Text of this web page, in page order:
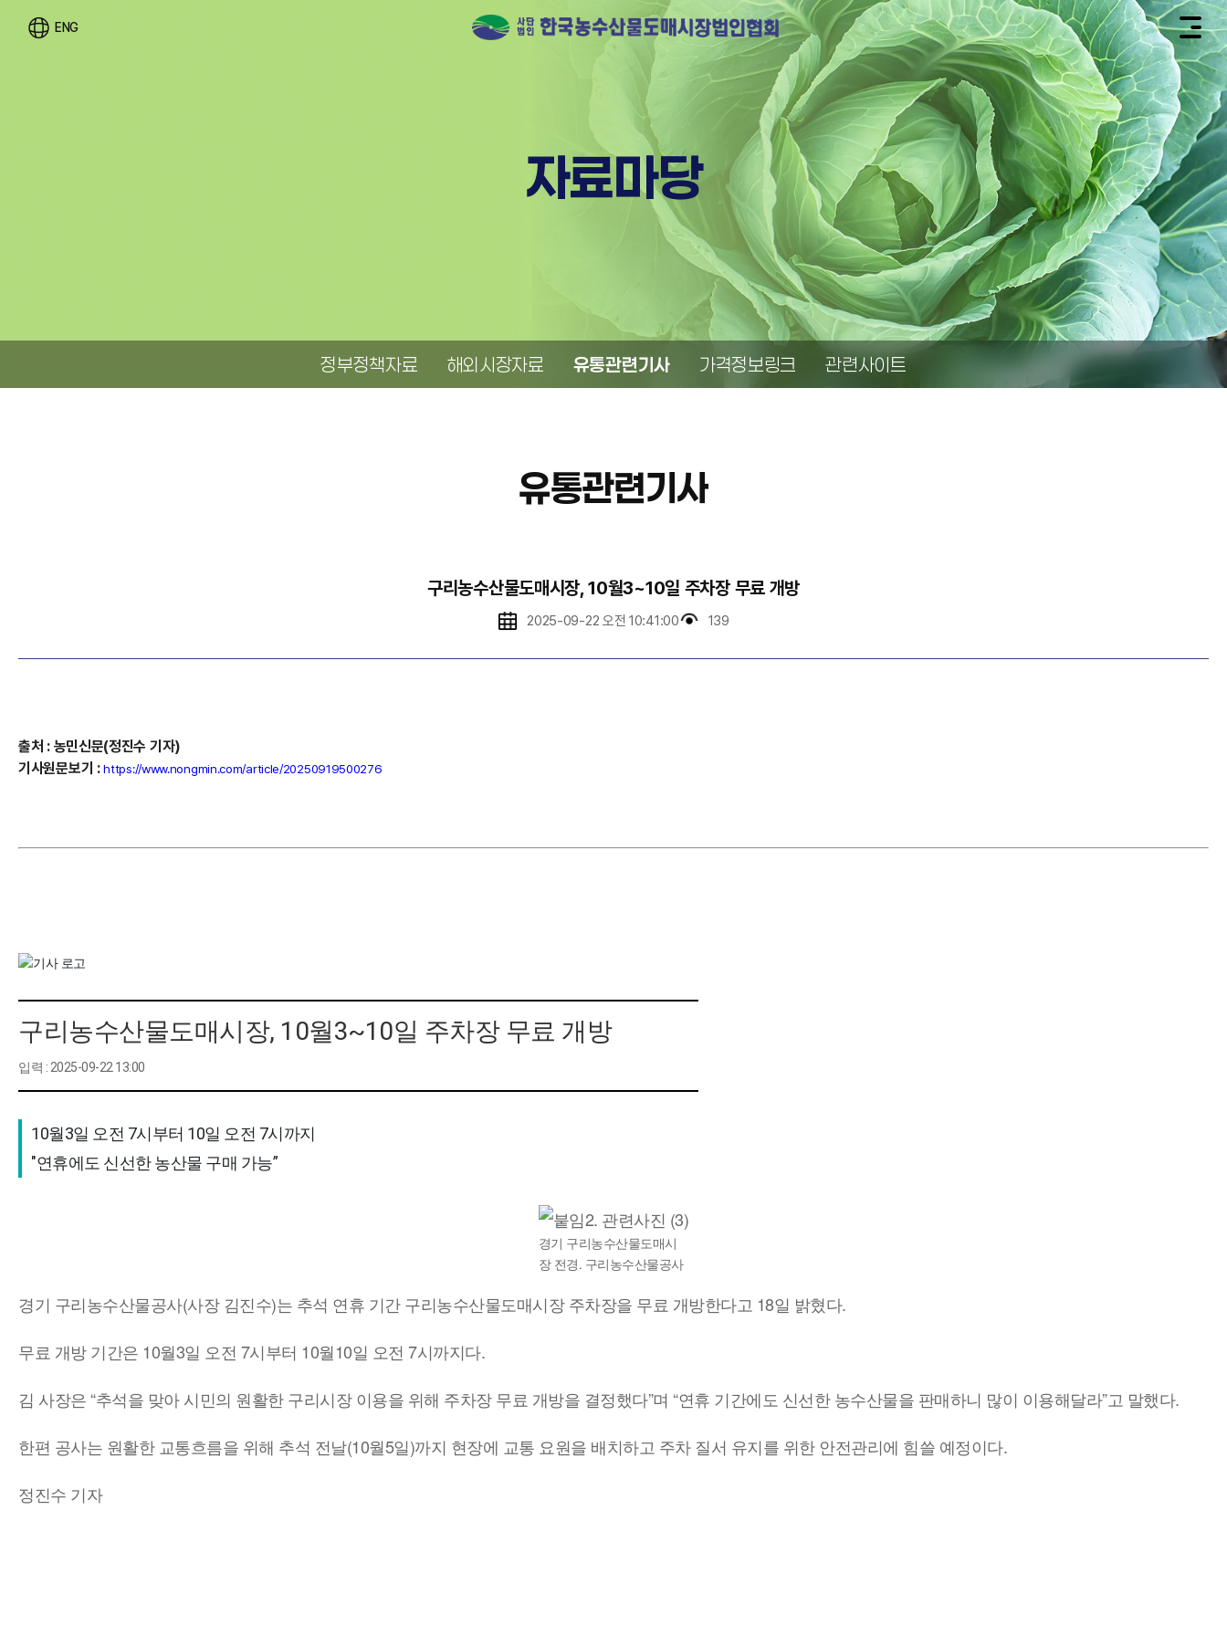
ENG
자료마당
정부정책자료 해외시장자료 유통관련기사 가격정보링크 관련사이트
유통관련기사
구리농수산물도매시장, 10월3~10일 주차장 무료 개방
2025-09-22 오전 10:41:00 139
출처 : 농민신문(정진수 기자)
기사원문보기 :https://www.nongmin.com/article/20250919500276
구리농수산물도매시장, 10월3~10일 주차장 무료 개방
입력 : 2025-09-22 13:00
10월3일 오전 7시부터 10일 오전 7시까지
"연휴에도 신선한 농산물 구매 가능”
경기 구리농수산물도매시
장 전경. 구리농수산물공사
경기 구리농수산물공사(사장 김진수)는 추석 연휴 기간 구리농수산물도매시장 주차장을 무료 개방한다고 18일 밝혔다.
무료 개방 기간은 10월3일 오전 7시부터 10월10일 오전 7시까지다.
김 사장은 “추석을 맞아 시민의 원활한 구리시장 이용을 위해 주차장 무료 개방을 결정했다”며 “연휴 기간에도 신선한 농수산물을 판매하니 많이 이용해달라”고 말했다.
한편 공사는 원활한 교통흐름을 위해 추석 전날(10월5일)까지 현장에 교통 요원을 배치하고 주차 질서 유지를 위한 안전관리에 힘쓸 예정이다.
정진수 기자